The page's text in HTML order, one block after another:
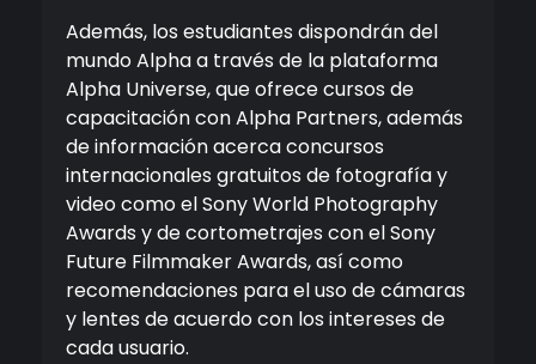
Además, los estudiantes dispondrán del
mundo Alpha a través de la plataforma
Alpha Universe, que ofrece cursos de
capacitación con Alpha Partners, además
de información acerca concursos
internacionales gratuitos de fotografía y
video como el Sony World Photography
Awards y de cortometrajes con el Sony
Future Filmmaker Awards, así como
recomendaciones para el uso de cámaras
y lentes de acuerdo con los intereses de
cada usuario.